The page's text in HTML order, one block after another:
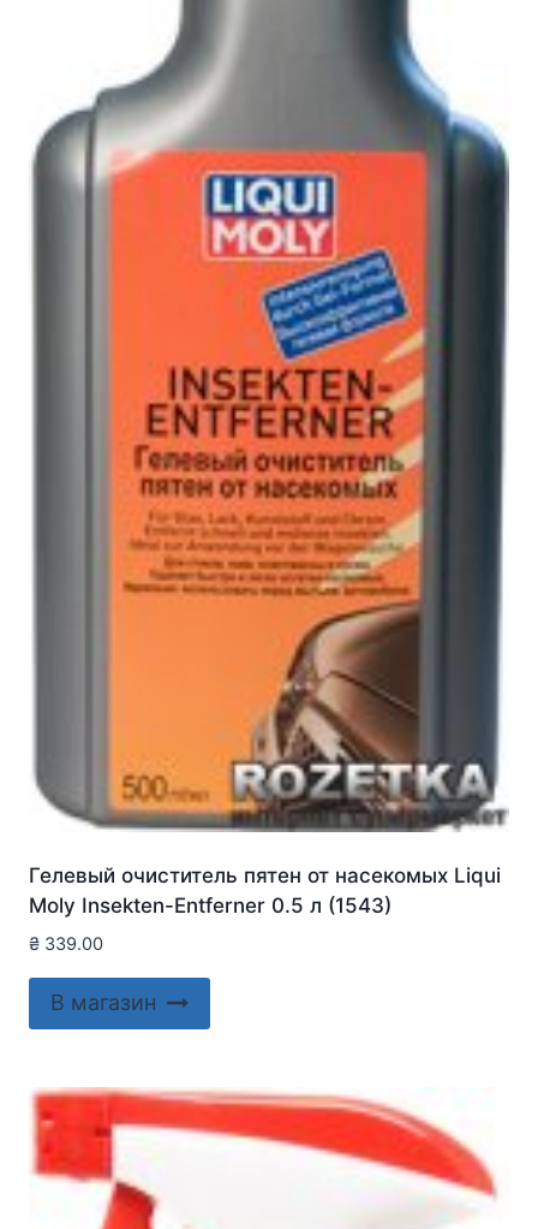
Гелевый очиститель пятен от насекомых Liqui
Moly Insekten-Entferner 0.5 л (1543)
₴ 339.00
В магазин